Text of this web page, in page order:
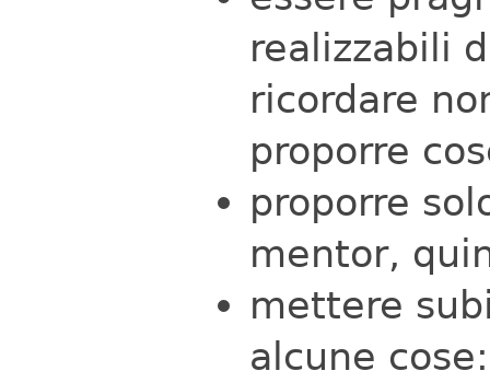
realizzabili
ricordare
proporre
proporre
mentor,
mettere
alcune cose: